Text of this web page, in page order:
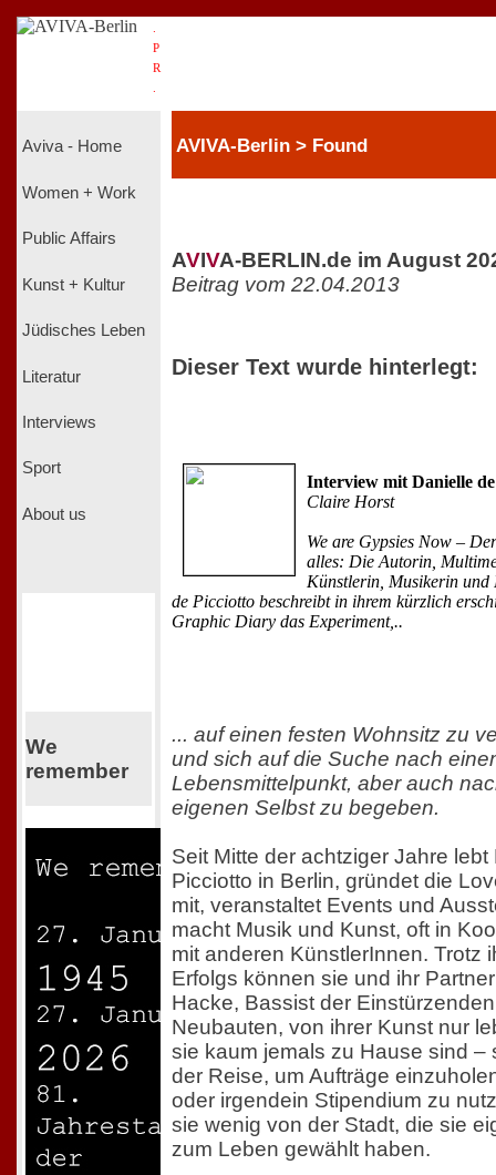
P
R
Aviva - Home
Women + Work
Public Affairs
Kunst + Kultur
Jüdisches Leben
Literatur
Interviews
Sport
About us
We
remember
AVIVA-Berlin > Found
AVIVA-BERLIN.de im August
Beitrag vom 22.04.2013
Dieser Text wurde hinterlegt:
Interview mit Danielle
Claire Horst
We are Gypsies Now –
alles: Die Autorin,
Künstlerin, Musikerin und
de Picciotto beschreibt in ihrem kürzlich
Graphic Diary das Experiment,..
... auf einen festen Wohnsitz zu
und sich auf die Suche nach
Lebensmittelpunkt, aber auch
eigenen Selbst zu begeben.
Seit Mitte der achtziger Jahre lebt
Picciotto in Berlin, gründet die
mit, veranstaltet Events und
macht Musik und Kunst, oft in
mit anderen KünstlerInnen. Trotz
Erfolgs können sie und ihr
Hacke, Bassist der Einstürzenden
Neubauten, von ihrer Kunst nur
sie kaum jemals zu Hause sind –
der Reise, um Aufträge
oder irgendein Stipendium zu
sie wenig von der Stadt, die sie
zum Leben gewählt haben.